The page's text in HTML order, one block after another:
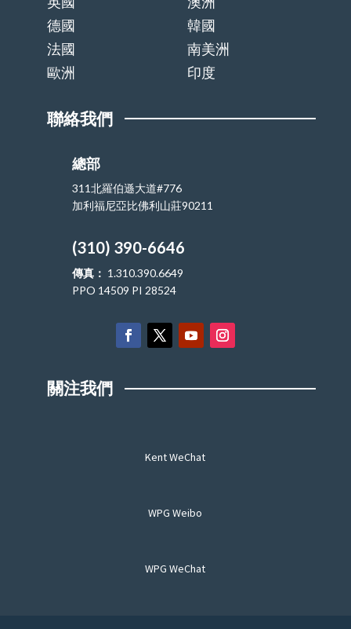
德國
韓國
法國
南美洲
歐洲
印度
聯絡我們
總部
311北羅伯遜大道#776
加利福尼亞比佛利山莊90211
(310) 390-6646
傳真： 1.310.390.6649
PPO 14509 PI 28524
關注我們
Kent WeChat
WPG Weibo
WPG WeChat